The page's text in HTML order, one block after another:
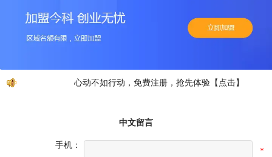
心动不如行动，免费注册，抢先体验【点击】
中文留言
手机：
*